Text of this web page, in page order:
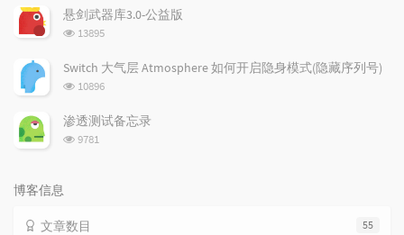
次
数:
悬剑武器库3.0-公益版
浏
次
13895
Switch 大气层 Atmosphere 如何开启隐身模式(隐藏序列号)
浏
次
数:
10896
渗透测试备忘录
浏
9781
博客信息
55
文章数目